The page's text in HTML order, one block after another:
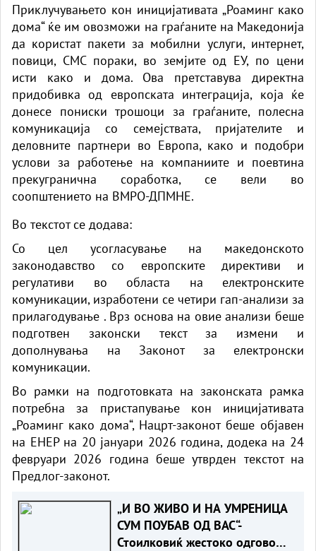
Приклучувањето кон иницијативата „Роаминг како
дома“ ќе им овозможи на граѓаните на Македонија
да користат пакети за мобилни услуги, интернет,
повици, СМС пораки, во земјите од ЕУ, по цени
исти како и дома. Ова претставува директна
придобивка од европската интеграција, која ќе
донесе пониски трошоци за граѓаните, полесна
комуникација со семејствата, пријателите и
деловните партнери во Европа, како и подобри
услови за работење на компаниите и поевтина
прекугранична соработка, се вели во
соопштението на ВМРО-ДПМНЕ.
Во текстот се додава:
Со цел усогласување на македонското
законодавство со европските директиви и
регулативи во областа на електронските
комуникации, изработени се четири гап-анализи за
прилагодување . Врз основа на овие анализи беше
подготвен законски текст за измени и
дополнувања на Законот за електронски
комуникации.
Во рамки на подготовката на законската рамка
потребна за пристапување кон иницијативата
„Роаминг како дома“, Нацрт-законот беше објавен
на ЕНЕР на 20 јануари 2026 година, додека на 24
февруари 2026 година беше утврден текстот на
Предлог-законот.
„И ВО ЖИВО И НА УМРЕНИЦА
СУМ ПОУБАВ ОД ВАС“-
Стоилковиќ жестоко одговори